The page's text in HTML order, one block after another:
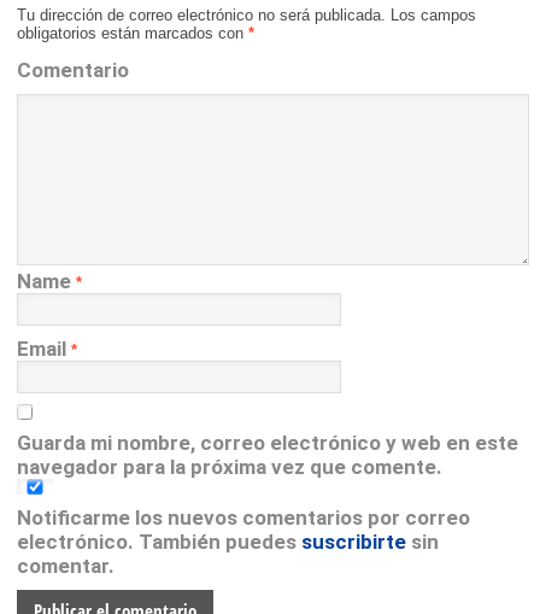
Tu dirección de correo electrónico no será publicada. Los campos
obligatorios están marcados con *
Comentario
Name *
Email *
Guarda mi nombre, correo electrónico y web en este
navegador para la próxima vez que comente.
Notificarme los nuevos comentarios por correo
electrónico. También puedes suscribirtesin
comentar.